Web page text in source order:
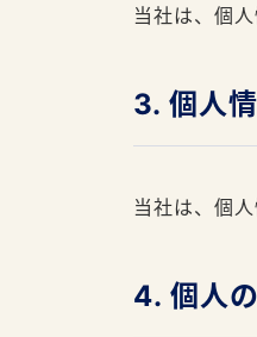
当社は、個
3. 個人
当社は、個
4. 個人